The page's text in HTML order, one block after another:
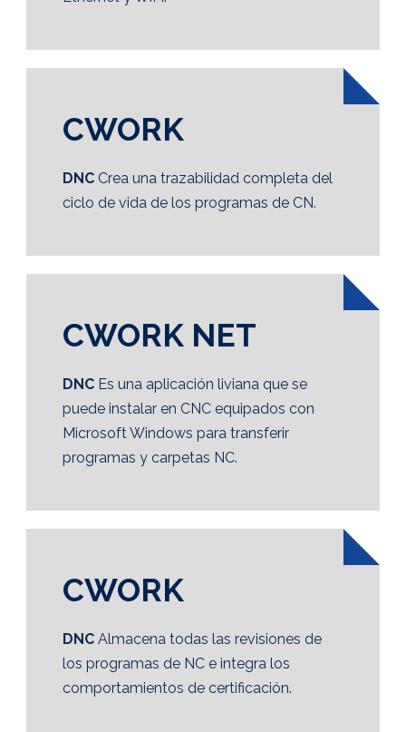
CWORK
DNC Crea una trazabilidad completa del
ciclo de vida de los programas de CN.
CWORK NET
DNC Es una aplicación liviana que se
puede instalar en CNC equipados con
Microsoft Windows para transferir
programas y carpetas NC.
CWORK
DNC Almacena todas las revisiones de
los programas de NC e integra los
comportamientos de certificación.